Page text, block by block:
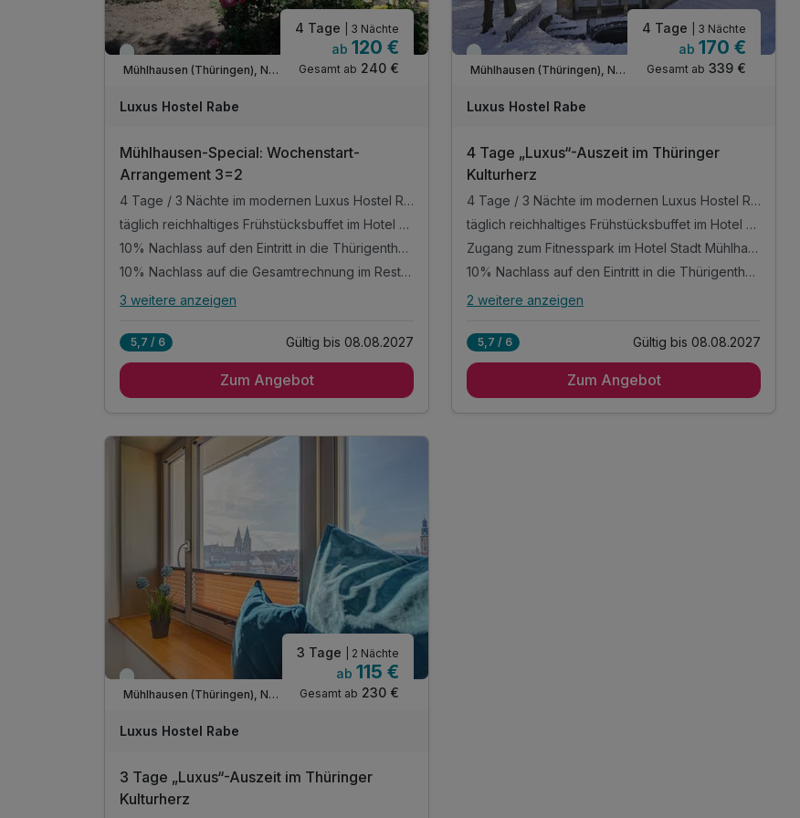
Immer verfügbar
Mühlhausen (Thüringen), Nordthüringen
4 Tage | 3 Nächte
ab 120 €
Gesamt ab 240 €
Luxus Hostel Rabe
Mühlhausen-Special: Wochenstart-
Arrangement 3=2
4 Tage / 3 Nächte im modernen Luxus Hostel Rabe, in zentraler Altstadtlage von Mühlhausen
täglich reichhaltiges Frühstücksbuffet im Hotel Mühlhäuser Hof
10% Nachlass auf den Eintritt in die Thürigentherme
10% Nachlass auf die Gesamtrechnung im Restaurant "Meat"
Alle Inklusivleistungen
Rabe, in zentraler Altstadtlage von Mühlhausen
täglich reichhaltiges Frühstücksbuffet im Hotel
10% Nachlass auf den Eintritt in die
Thürigentherme
Zugang zum Fitnesspark im Hotel Stadt
Mühlhausen
WLAN-Nutzung
1 Flasche Mineralwasser bei Anreise auf dem
Zimmer
3 weitere anzeigen
5,7 / 6 Gültig bis 08.08.2027
Zum Angebot
Immer verfügbar
Mühlhausen (Thüringen), Nordthüringen
4 Tage | 3 Nächte
ab 170 €
Gesamt ab 339 €
Luxus Hostel Rabe
4 Tage „Luxus“-Auszeit im Thüringer
Kulturherz
4 Tage / 3 Nächte im modernen Luxus Hostel Rabe, in zentraler Altstadtlage von Mühlhausen
täglich reichhaltiges Frühstücksbuffet im Hotel Mühlhäuser Hof
Zugang zum Fitnesspark im Hotel Stadt Mühlhausen
10% Nachlass auf den Eintritt in die Thürigentherme
Alle Inklusivleistungen
Rabe, in zentraler Altstadtlage von Mühlhausen
täglich reichhaltiges Frühstücksbuffet im Hotel
2 weitere anzeigen
5,7 / 6 Gültig bis 08.08.2027
Zum Angebot
Immer verfügbar
Mühlhausen (Thüringen), Nordthüringen
3 Tage | 2 Nächte
ab 115 €
Gesamt ab 230 €
Luxus Hostel Rabe
3 Tage „Luxus“-Auszeit im Thüringer
Kulturherz